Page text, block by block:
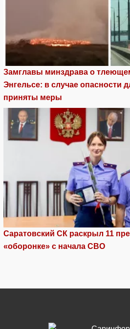
Замглавы минздрава о
Энгельсе: в случае опасности
приняты меры
Саратовский СК раскрыл 11
«оборонке» с начала СВО